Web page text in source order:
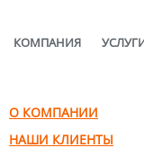
КОМПАНИЯ
О КОМПАНИИ
НАШИ КЛИЕНТЫ